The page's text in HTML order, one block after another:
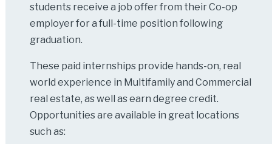
students receive a job offer from their Co-op
employer for a full-time position following
graduation.
These paid internships provide hands-on, real
world experience in Multifamily and Commercial
real estate, as well as earn degree credit.
Opportunities are available in great locations
such as: